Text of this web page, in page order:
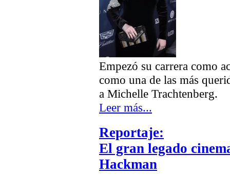
Empezó su carrera como
como una de las más
a Michelle Trachtenberg.
Leer más...
Reportaje:
El gran legado
Hackman